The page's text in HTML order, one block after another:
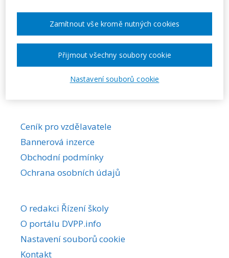
Požadovaná akce nebyla nalezena.
Ceník pro vzdělavatele
Bannerová inzerce
Obchodní podmínky
Ochrana osobních údajů
O redakci Řízení školy
O portálu DVPP.info
Nastavení souborů cookie
Kontakt
Nastavení souborů cookie
Zamítnout vše kromě nutných cookies
Přijmout všechny soubory cookie